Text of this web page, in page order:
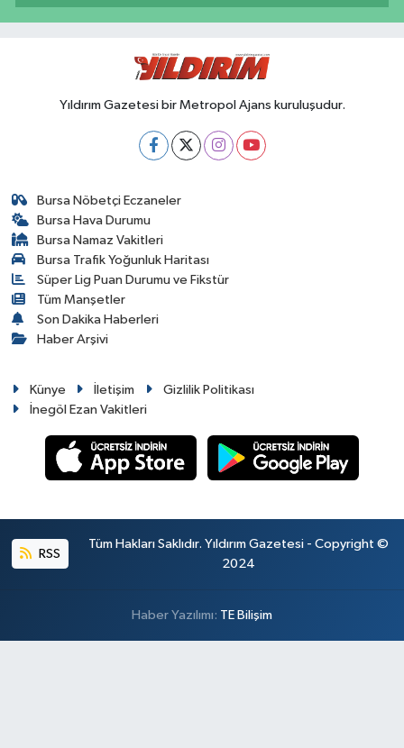
Yıldırım Gazetesi bir Metropol Ajans kuruluşudur.
Bursa Nöbetçi Eczaneler
Bursa Hava Durumu
Bursa Namaz Vakitleri
Bursa Trafik Yoğunluk Haritası
Süper Lig Puan Durumu ve Fikstür
Tüm Manşetler
Son Dakika Haberleri
Haber Arşivi
Künye İletişim
Gizlilik Politikası
İnegöl Ezan Vakitleri
RSS
Tüm Hakları Saklıdır. Yıldırım Gazetesi - Copyright ©
2024
Haber Yazılımı: TE Bilişim